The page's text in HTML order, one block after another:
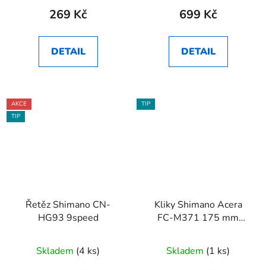
269 Kč
DETAIL
699 Kč
DETAIL
AKCE
TIP
Řetěz Shimano CN-
HG93 9speed
Skladem (4 ks)
TIP
Kliky Shimano Acera
FC-M371 175 mm
Skladem (1 ks)